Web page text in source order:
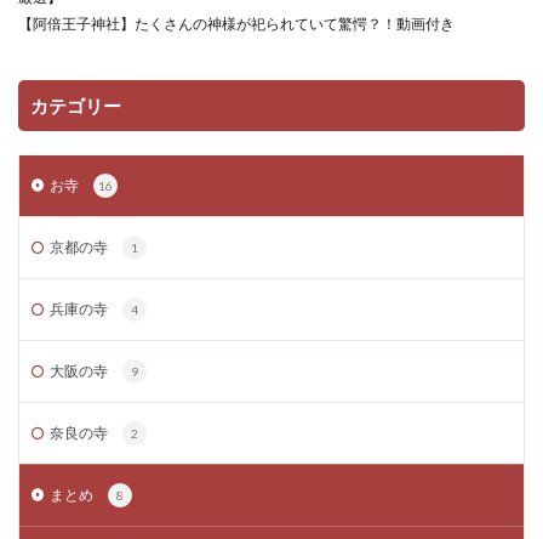
【阿倍王子神社】たくさんの神様が祀られていて驚愕？！動画付き
カテゴリー
お寺 16
京都の寺 1
兵庫の寺 4
大阪の寺 9
奈良の寺 2
まとめ 8